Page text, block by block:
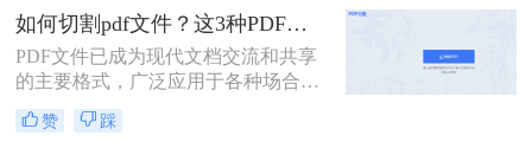
时候就需要将PDF文档拆分为多个部
分。本文将介绍PDF文档如何拆分，
并提供了几种实用的方法。
如何切割pdf文件？这3种PDF分割方法很简单!
PDF文件已成为现代文档交流和共享
的主要格式，广泛应用于各种场合，
如商务、教育、科研等。但是，PDF
文件通常比较大，内容较多，如果需
赞 踩